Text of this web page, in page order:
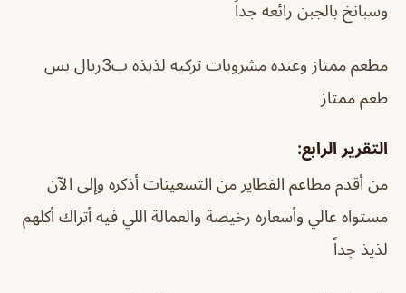
وسبانخ بالجبن رائعه جداً
مطعم ممتاز وعنده مشروبات تركيه لذيذه ب3ريال بس
طعم ممتاز
التقرير الرابع:
من أقدم مطاعم الفطاير من التسعينات أذكره وإلى الآن
مستواه عالي وأسعاره رخيصة والعمالة اللي فيه أتراك أكلهم
لذيذ جداً